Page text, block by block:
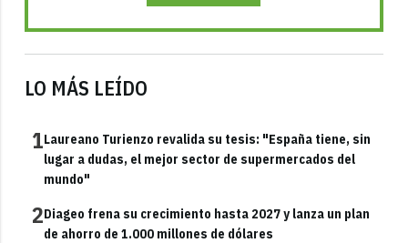
LO MÁS LEÍDO
1Laureano Turienzo revalida su tesis: "España tiene, sin
lugar a dudas, el mejor sector de supermercados del
mundo"
2Diageo frena su crecimiento hasta 2027 y lanza un plan
de ahorro de 1.000 millones de dólares